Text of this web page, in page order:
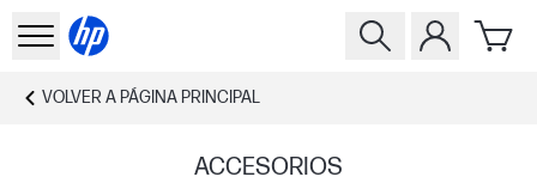
VOLVER A PÁGINA PRINCIPAL
ACCESORIOS